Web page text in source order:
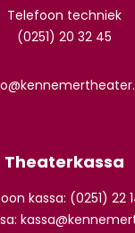
Telefoon techniek
(0251) 20 32 45
Theaterkassa
kassa: (0251) 22